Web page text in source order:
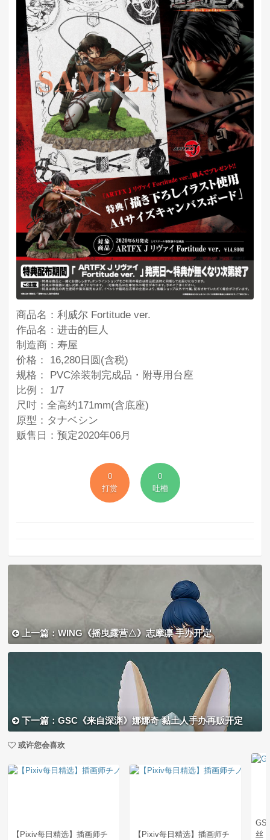
商品名：利威尔 Fortitude ver.
作品名：进击的巨人
制造商：寿屋
价格： 16,280日圆(含税)
规格： PVC涂装制完成品・附専用台座
比例： 1/7
尺吋：全高约171mm(含底座)
原型：タナベシン
贩售日：预定2020年06月
0
打赏
0
吐槽
上一篇：WING《摇曳露营△》志摩凛 手办开定
下一篇：GSC《来自深渊》娜娜奇 黏土人手办再贩开定
或许您会喜欢
【Pixiv每日精选】插画师チ 【Pixiv每日精选】插画师チ
丝